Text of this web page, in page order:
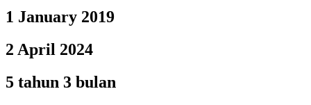
1 January 2019
2 April 2024
5 tahun 3 bulan